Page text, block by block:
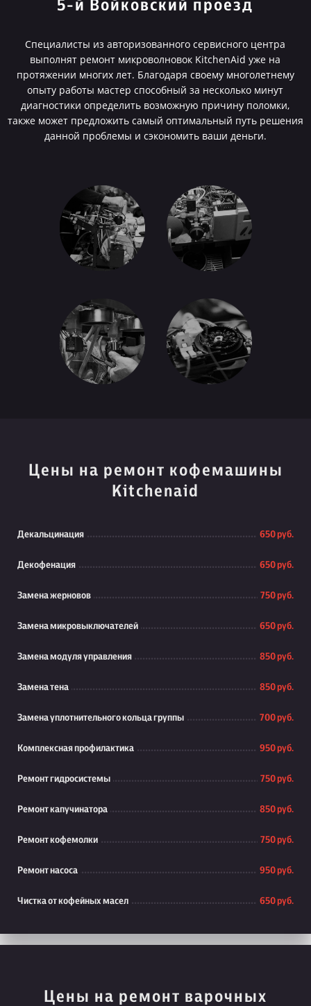
5-й Войковский проезд
Специалисты из авторизованного сервисного центра
выполнят ремонт микроволновок KitchenAid уже на
протяжении многих лет. Благодаря своему многолетнему
опыту работы мастер способный за несколько минут
диагностики определить возможную причину поломки,
также может предложить самый оптимальный путь решения
данной проблемы и сэкономить ваши деньги.
Цены на ремонт кофемашины
Kitchenaid
Декальцинация 650 руб.
Декофенация 650 руб.
Замена жерновов 750 руб.
Замена микровыключателей 650 руб.
Замена модуля управления 850 руб.
Замена тена 850 руб.
Замена уплотнительного кольца группы 700 руб.
Комплексная профилактика 950 руб.
Ремонт гидросистемы 750 руб.
Ремонт капучинатора 850 руб.
Ремонт кофемолки 750 руб.
Ремонт насоса 950 руб.
Чистка от кофейных масел 650 руб.
Цены на ремонт варочных